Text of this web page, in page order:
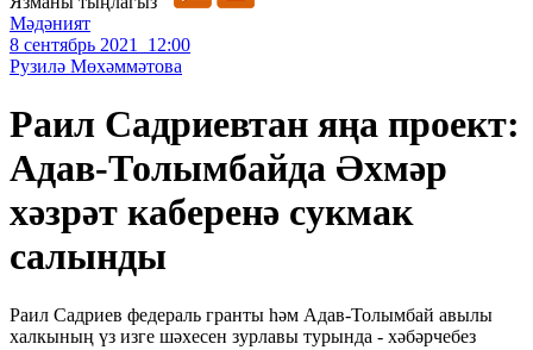
Мәдәният
8 сентябрь 2021 12:00
Рузилә Мөхәммәтова
Раил Садриевтан яңа проект:
Адав-Толымбайда Әхмәр
хәзрәт каберенә сукмак
салынды
Раил Садриев федераль гранты һәм Адав-Толымбай авылы
халкының үз изге шәхесен зурлавы турында - хәбәрчебез